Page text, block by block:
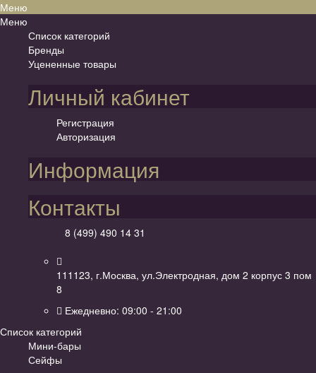
Меню
Меню
Список категорий
Бренды
Уцененные товары
Личный кабинет
Регистрация
Авторизация
Информация
Контакты
8 (499) 490 14 31
111123, г.Москва, ул.Электродная, дом 2 корпус 3 пом
8
Ежедневно: 09:00 - 21:00
Список категорий
Мини-бары
Сейфы